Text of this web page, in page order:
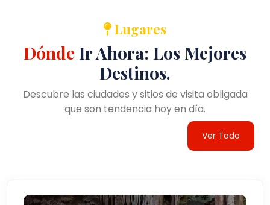
Lugares
Dónde Ir Ahora: Los Mejores
Destinos.
Descubre las ciudades y sitios de visita obligada
que son tendencia hoy en día.
Ver Todo